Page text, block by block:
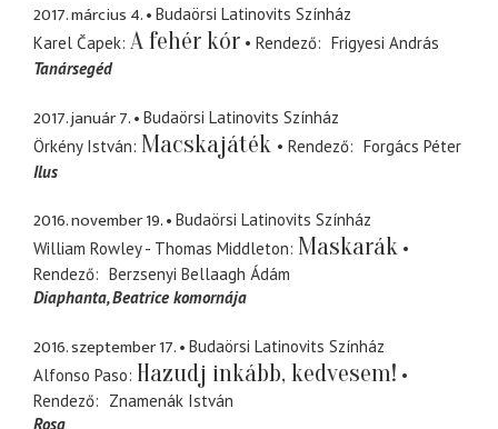
2017. március 4.
Budaörsi Latinovits Színház
Karel Čapek A fehér kór Rendező
Frigyesi András
Tanársegéd
2017. január 7.
Budaörsi Latinovits Színház
Örkény István Macskajáték Rendező
Forgács Péter
Ilus
2016. november 19.
Budaörsi Latinovits Színház
William Rowley - Thomas Middleton Maskarák
Rendező
Berzsenyi Bellaagh Ádám
Diaphanta Beatrice komornája
2016. szeptember 17.
Budaörsi Latinovits Színház
Alfonso Paso Hazudj inkább, kedvesem!
Rendező
Znamenák István
Rosa